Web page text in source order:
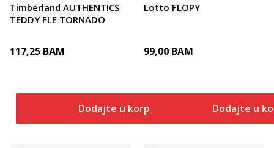
Timberland AUTHENTICS
TEDDY FLE TORNADO
117,25 BAM
Dodajte u korpu
Lotto FLOPY
99,00 BAM
Dodajte u